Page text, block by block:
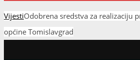
VijestiOdobrena sredstva za realizaciju
općine Tomislavgrad